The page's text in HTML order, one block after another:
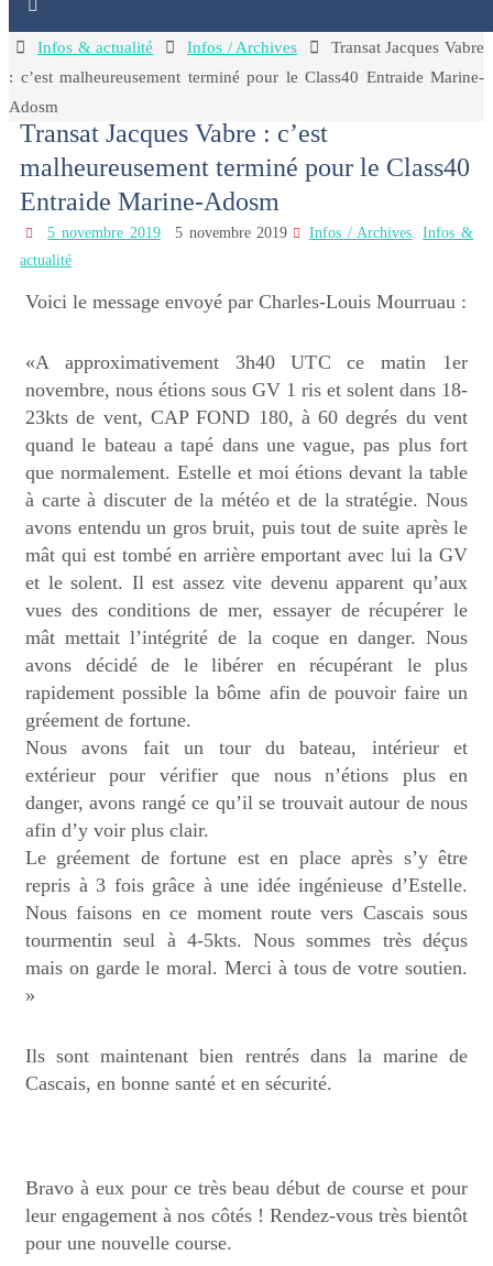
HomeInfos & actualité Infos / Archives
Transat Jacques Vabre
: c’est malheureusement terminé pour le Class40 Entraide Marine-
Adosm
Transat Jacques Vabre : c’est
malheureusement terminé pour le Class40
Entraide Marine-Adosm
5 novembre 2019 5 novembre 2019 Infos / Archives,Infos &
actualité
Voici le message envoyé par Charles-Louis Mourruau :
«A approximativement 3h40 UTC ce matin 1er
novembre, nous étions sous GV 1 ris et solent dans 18-
23kts de vent, CAP FOND 180, à 60 degrés du vent
quand le bateau a tapé dans une vague, pas plus fort
que normalement. Estelle et moi étions devant la table
à carte à discuter de la météo et de la stratégie. Nous
avons entendu un gros bruit, puis tout de suite après le
mât qui est tombé en arrière emportant avec lui la GV
et le solent. Ilest assez vite devenu apparent qu’aux
vues des conditions de mer, essayer de récupérer le
mât mettait l’intégrité de la coque en danger. Nous
avons décidé de le libérer en récupérant le plus
rapidement possible la bôme afin de pouvoir faire un
gréement de fortune.
Nous avons fait un tour du bateau, intérieur et
extérieur pour vérifier que nous n’étions plus en
danger, avons rangé ce qu’il se trouvait autour de nous
afin d’y voir plus clair.
Le gréement de fortune est en place après s’y être
repris à 3 fois grâce à une idée ingénieuse d’Estelle.
Nous faisons en ce moment route vers Cascais sous
tourmentin seul à 4-5kts. Nous sommes très déçus
mais on garde le moral. Merci à tous de votre soutien.
»
Ils sont maintenant bien rentrés dans la marine de
Cascais, en bonne santé et en sécurité.
Bravo à eux pour ce très beau début de course et pour
leur engagement à nos côtés ! Rendez-vous très bientôt
pour une nouvelle course.